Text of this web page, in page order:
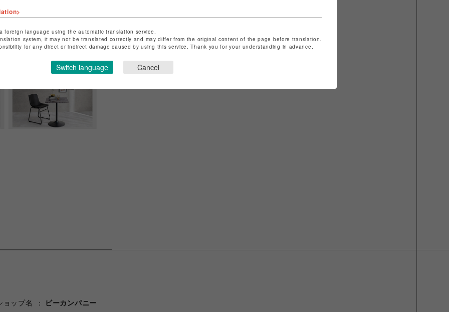
ョップ名
ビーカンパニー
foreign language using the automatic translation service.
system, it may not be translated correctly and may differ from the original content of the page before translation.
for any direct or indirect damage caused by using this service. Thank you for your understanding in advance.
Switch language Cancel